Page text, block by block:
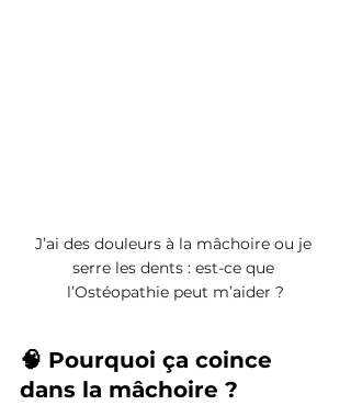
J’ai des douleurs à la mâchoire ou je
serre les dents : est-ce que
l’Ostéopathie peut m’aider ?
🧠 Pourquoi ça coince
dans la mâchoire ?